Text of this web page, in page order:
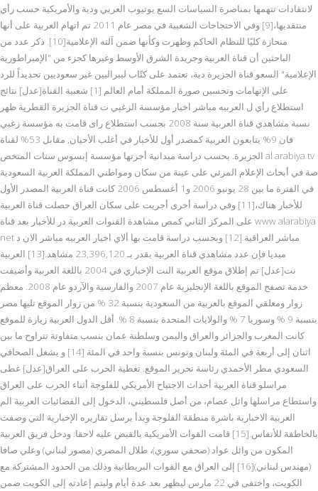
لانتقادات تتهمها بمناصرة السياسات السع يوتيوب العربي ودية والأمريكية حسب رأي
منتقديها،[9] وفي الاحتجاجات الشعبية في مصر عام 2011 تم اتهام العربية على أنها
منحازة كليًا للنظام الحاكم وظهرت وكأنها ضمن آلته الإعلامية[10]. ذكر عدد من
الباحثين أن قناة العربية وجريدة الشرق الأوسط وغيرها كجزء من "الإمبراطورية
الإعلامية" السعو قناة الجزيرة دية، تعتمد على كتّاب ليبراليين غير سعوديين تحديداً للرد
على الإتهامات وتحسين صورة المملكة أمام العالم [1] شعبية القناة[عدل] نتائج
استطلاع رأي ل العربيه مباشر اخبار مؤسسة الزغبي ت قناة الجزيرة القطرية ظهر
نسبة مشاهدي قناة العربية سنة 2008 بحسب استطلاع راى قامت به مؤسسة زغبي
فان 9% يتابعون العربية كمصدر أول للأخبار في أغلب الأحيان, مقابل 53% لقناة
الجزيرة. بحسب دراسة ميدانية أجرتها مؤسسة إبسوس ستات المتخص al arabiya tv
صة في أبحاث الإعلام المرئي على عينة من سكان ومواطني المملكة العربية السعودية
في الفترة ما بين 28 يونيو 2006 و1 أغسطس 2006 كانت قناة العربية المصدر الأول
للأخبار هناك،[11] وفي دراسة أخرى أجريت على سكان العراق حصلت قناة العربية
على المركز الثاني كمص مشاهدة القنوات العربية در للأخبار بعد قناة www alarabiya
net مباشر العراقية.[12] وبحسب دراسة قامت بها ألاي اخبار العربيه مباشر الان د
ميديا فإن عدد مشاهدي قناة العربية يقدر بـ 23,396,120 مشاهد.[13] العربية
نت[عدل] تم إطلاق موقع العربية النت الإخباري في 2004 باللغة العربية وأضيفت
خدمة تصفح الموقع باللغة الإنجليزية عام 2007 والفارسية والآردو عام 2008. معظم
زوار ومعلقي الموقع بالعربية من السعودية بنسبة 32 % من زوار الموقع تليها مصر
بنسبة 9 % وسوريا 7 % والولايات المتحدة بنسبة 8 %. أقل الدول العربية زيارة للموقع
كانت المغرب والجزائر والعراق واليمن وسلطنة عمان بنسب متفاوتة تتراوح ما بين
اثنان إلى أربعة في المئة ولبنان وتونس بنسبة واحد في المئة [14] و يشغل الصحافي
السعودي مطر الأحمدي رئاسة تحرير الموقع. تغطية الحرب على العراق[عدل] غطى
مراسلو قناة العربية أحداث الاجتياح الأمريكي للفلوجة أثناء الحرب على العراق
واستطاع مراسلها وائل عصام، من أصل فلسطيني، الدخول إلى الفضائيات العربية الم
العربية الاخبارية باشرة منطقة الفلوجة وبدأ يرسل تقاريره الإخبارية التي وصفت
بالخاطفة للأنفاس.[15] قامت القوات الأمريكية بالقبض عليه لاحقا. ودخل فريق العربية
المكون من وائل عواد (صحفي سوري)، طلال المصري (مصور لبناني) وعلي صافا
(مهندس لبناني)[16] إلى العراق مع القوات البريطانية وذلك من الحدود المشتركة مع
الكويت، واختفى في 22 مارس ليظهر بعد عدة أيام وليتم إعادته إلى الكويت ضمن